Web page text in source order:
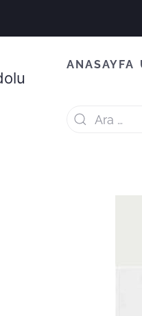
ANASAYFA